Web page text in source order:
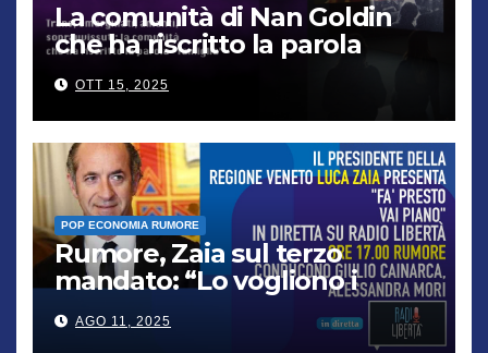
La comunità di Nan Goldin
che ha riscritto la parola
“famiglia”
OTT 15, 2025
POP ECONOMIA RUMORE
Rumore, Zaia sul terzo
mandato: “Lo vogliono i
cittadini, chi non lo capisce
verrà punito”
AGO 11, 2025